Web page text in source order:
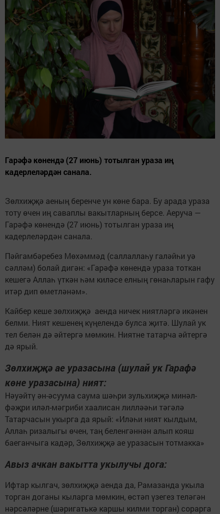
Гарәфә көнендә (27 июнь) тотылган ураза иң
кадерлеләрдән санала.
Зөлхиҗҗә аеның беренче ун көне бара. Бу арада ураза
тоту өчен иң саваплы вакытларның берсе. Аеруча —
Гарәфә көнендә (27 июнь) тотылган ураза иң
кадерлеләрдән санала.
Пәйгамбәребез Мөхәммәд (саллаллаһу галәйһи уә
сәлләм) болай дигән: «Гарәфә көнендә ураза тоткан
кешегә Аллаһ үткән һәм киләсе елның гөнаһларын гафу
итәр дип өметләнәм».
Кайбер кеше зөлхиҗҗә аенда ничек ниятләргә икәнен
белми. Ният кешенең күңелендә булса җитә. Шулай ук
тел белән дә әйтергә мөмкин. Ниятне татарча әйтергә
дә ярый.
Зөлхиҗҗә ае уразасына (шулай ук Гарафә
көне уразасына) ният:
Нәуәйтү ән-әсуума саума шәһри зульхиҗҗә минәл-
фәҗри иләл-мәгриби хаалисан лилләәһи тәгәлә
Татарчасын укырга да ярый: «Иләһи ният кылдым,
Аллаһ ризалыгы өчен, таң беленгәннән алып кояш
баеганчыга кадәр, Зөлхиҗҗә ае уразасын тотмакка»
Авыз ачкан вакытта укылучы дога:
Ифтар кылгач, зөлхиҗҗә аенда да, Рамазанда укыла
торган доганы кыларга мөмкин, өстәп үзегез теләгән
нәрсәләрне (шәригатькә каршы килми торган) сорарга